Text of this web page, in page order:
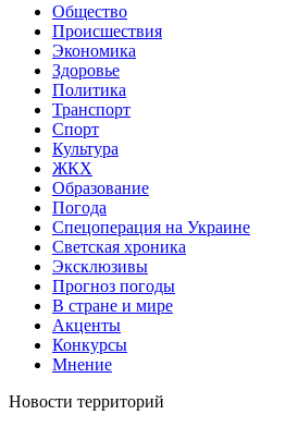
Общество
Происшествия
Экономика
Здоровье
Политика
Транспорт
Спорт
Культура
ЖКХ
Образование
Погода
Спецоперация на Украине
Светская хроника
Эксклюзивы
Прогноз погоды
В стране и мире
Акценты
Конкурсы
Мнение
Новости территорий